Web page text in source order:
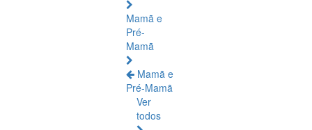
Mamã e
Pré-
Mamã
Mamã e
Pré-Mamã
Ver
todos